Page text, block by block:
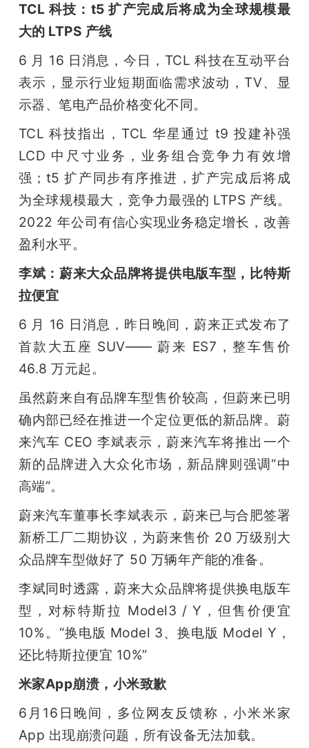
TCL 科技：t5 扩产完成后将成为全球规模最
大的 LTPS 产线
6 月 16 日消息，今日，TCL 科技在互动平台
表示，显示行业短期面临需求波动，TV、显
示器、笔电产品价格变化不同。
TCL 科技指出，TCL 华星通过 t9 投建补强
LCD 中尺寸业务，业务组合竞争力有效增
强；t5 扩产同步有序推进，扩产完成后将成
为全球规模最大，竞争力最强的 LTPS 产线。
2022 年公司有信心实现业务稳定增长，改善
盈利水平。
李斌：蔚来大众品牌将提供电版车型，比特斯
拉便宜
6 月 16 日消息，昨日晚间，蔚来正式发布了
首款大五座 SUV—— 蔚来 ES7，整车售价
46.8 万元起。
虽然蔚来自有品牌车型售价较高，但蔚来已明
确内部已经在推进一个定位更低的新品牌。蔚
来汽车 CEO 李斌表示，蔚来汽车将推出一个
新的品牌进入大众化市场，新品牌则强调“中
高端”。
蔚来汽车董事长李斌表示，蔚来已与合肥签署
新桥工厂二期协议，为蔚来售价 20 万级别大
众品牌车型做好了 50 万辆年产能的准备。
李斌同时透露，蔚来大众品牌将提供换电版车
型，对标特斯拉 Model3 / Y，但售价便宜
10%。“换电版 Model 3、换电版 Model Y，
还比特斯拉便宜 10%”
米家App崩溃，小米致歉
6月16日晚间，多位网友反馈称，小米米家
App 出现崩溃问题，所有设备无法加载。